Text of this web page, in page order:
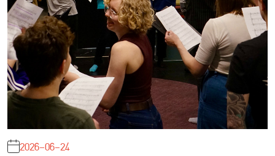
2026-06-24